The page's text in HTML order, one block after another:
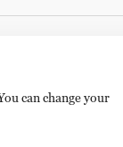
can change your